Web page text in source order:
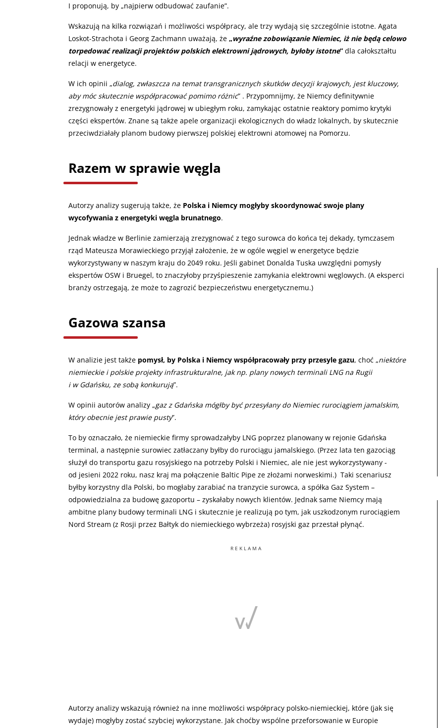
I proponują, by „najpierw odbudować zaufanie”.
Wskazują na kilka rozwiązań i możliwości współpracy, ale trzy wydają się szczególnie istotne. Agata
Loskot-Strachota i Georg Zachmann uważają, że „wyraźne zobowiązanie Niemiec, iż nie będą celowo
torpedować realizacji projektów polskich elektrowni jądrowych, byłoby istotne” dla całokształtu
relacji w energetyce.
W ich opinii „dialog, zwłaszcza na temat transgranicznych skutków decyzji krajowych, jest kluczowy,
aby móc skutecznie współpracować pomimo różnic” . Przypomnijmy, że Niemcy definitywnie
zrezygnowały z energetyki jądrowej w ubiegłym roku, zamykając ostatnie reaktory pomimo krytyki
części ekspertów. Znane są także apele organizacji ekologicznych do władz lokalnych, by skutecznie
przeciwdziałały planom budowy pierwszej polskiej elektrowni atomowej na Pomorzu.
Razem w sprawie węgla
Autorzy analizy sugerują także, że Polska i Niemcy mogłyby skoordynować swoje plany
wycofywania z energetyki węgla brunatnego.
Jednak władze w Berlinie zamierzają zrezygnować z tego surowca do końca tej dekady, tymczasem
rząd Mateusza Morawieckiego przyjął założenie, że w ogóle węgiel w energetyce będzie
wykorzystywany w naszym kraju do 2049 roku. Jeśli gabinet Donalda Tuska uwzględni pomysły
ekspertów OSW i Bruegel, to znaczyłoby przyśpieszenie zamykania elektrowni węglowych. (A eksperci
branży ostrzegają, że może to zagrozić bezpieczeństwu energetycznemu.)
Gazowa szansa
W analizie jest także pomysł, by Polska i Niemcy współpracowały przy przesyle gazu, choć „niektóre
niemieckie i polskie projekty infrastrukturalne, jak np. plany nowych terminali LNG na Rugii
i w Gdańsku, ze sobą konkurują”.
W opinii autorów analizy „gaz z Gdańska mógłby być przesyłany do Niemiec rurociągiem jamalskim,
który obecnie jest prawie pusty”.
To by oznaczało, że niemieckie firmy sprowadzałyby LNG poprzez planowany w rejonie Gdańska
terminal, a następnie surowiec zatłaczany byłby do rurociągu jamalskiego. (Przez lata ten gazociąg
służył do transportu gazu rosyjskiego na potrzeby Polski i Niemiec, ale nie jest wykorzystywany -
od jesieni 2022 roku, nasz kraj ma połączenie Baltic Pipe ze złożami norweskimi.) Taki scenariusz
byłby korzystny dla Polski, bo mogłaby zarabiać na tranzycie surowca, a spółka Gaz System –
odpowiedzialna za budowę gazoportu – zyskałaby nowych klientów. Jednak same Niemcy mają
ambitne plany budowy terminali LNG i skutecznie je realizują po tym, jak uszkodzonym rurociągiem
Nord Stream (z Rosji przez Bałtyk do niemieckiego wybrzeża) rosyjski gaz przestał płynąć.
REKLAMA
Autorzy analizy wskazują również na inne możliwości współpracy polsko-niemieckiej, które (jak się
wydaje) mogłyby zostać szybciej wykorzystane. Jak choćby wspólne przeforsowanie w Europie